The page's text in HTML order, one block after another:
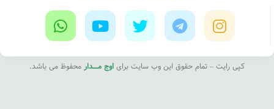
کپی رایت – تمام حقوق این وب سایت برای اوج مــــدار محفوظ می باشد.